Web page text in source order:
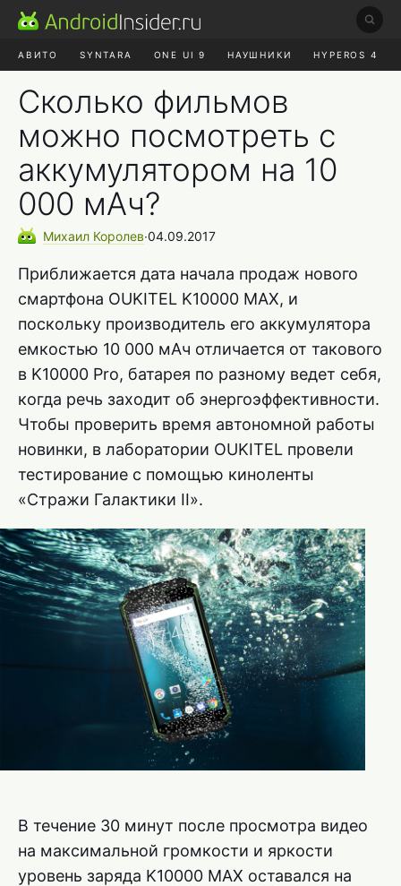
АВИТО SYNTARA ONE UI 9 НАУШНИКИ HYPEROS 4
Сколько фильмов
можно посмотреть с
аккумулятором на 10
000 мАч?
Михаил Королев∙04.09.2017
Приближается дата начала продаж нового
смартфона OUKITEL K10000 MAX, и
поскольку производитель его аккумулятора
емкостью 10 000 мАч отличается от такового
в K10000 Pro, батарея по разному ведет себя,
когда речь заходит об энергоэффективности.
Чтобы проверить время автономной работы
новинки, в лаборатории OUKITEL провели
тестирование с помощью киноленты
«Стражи Галактики II».
В течение 30 минут после просмотра видео
на максимальной громкости и яркости
уровень заряда K10000 MAX оставался на